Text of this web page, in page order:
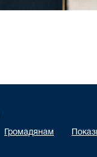
Громадянам